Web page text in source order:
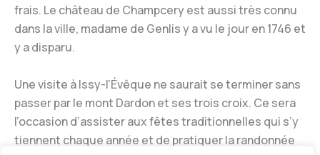
frais. Le château de Champcery est aussi très connu
dans la ville, madame de Genlis y a vu le jour en 1746 et
y a disparu.
Une visite à Issy-l’Évêque ne saurait se terminer sans
passer par le mont Dardon et ses trois croix. Ce sera
l’occasion d’assister aux fêtes traditionnelles qui s’y
tiennent chaque année et de pratiquer la randonnée